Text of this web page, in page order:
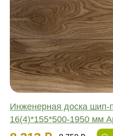
Инженерная доска шип-
16(4)*155*500-1950 мм
Соединение:
Обработка:
Длина:
Ширина:
Толщина: